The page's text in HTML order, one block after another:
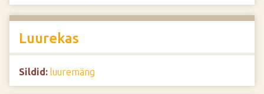
Luurekas
Sildid: luuremäng